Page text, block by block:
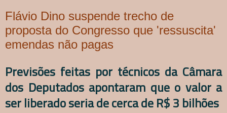
Flávio Dino suspende trecho de
proposta do Congresso que 'ressuscita'
emendas não pagas
Previsões feitas por técnicos da Câmara
dos Deputados apontaram que o valor a
ser liberado seria de cerca de R$ 3 bilhões